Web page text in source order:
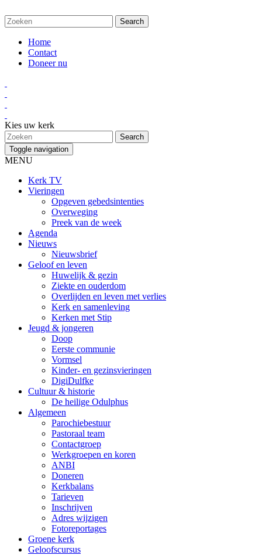
Home
Contact
Doneer nu
Kies uw kerk
Toggle navigation
MENU
Kerk TV
Vieringen
Opgeven gebedsintenties
Overweging
Preek van de week
Agenda
Nieuws
Nieuwsbrief
Geloof en leven
Huwelijk & gezin
Ziekte en ouderdom
Overlijden en leven met verlies
Kerk en samenleving
Kerken met Stip
Jeugd & jongeren
Doop
Eerste communie
Vormsel
Kinder- en gezinsvieringen
DigiDulfke
Cultuur & historie
De heilige Odulphus
Algemeen
Parochiebestuur
Pastoraal team
Contactgroep
Werkgroepen en koren
ANBI
Doneren
Kerkbalans
Tarieven
Inschrijven
Adres wijzigen
Fotoreportages
Groene kerk
Geloofscursus